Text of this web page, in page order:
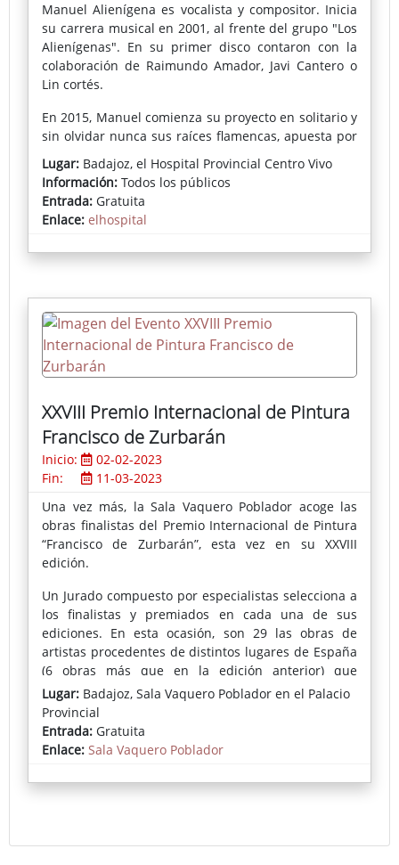
Manuel Alienígena es vocalista y compositor. Inicia
su carrera musical en 2001, al frente del grupo "Los
Alienígenas". En su primer disco contaron con la
colaboración de Raimundo Amador, Javi Cantero o
Lin cortés.
En 2015, Manuel comienza su proyecto en solitario y
sin olvidar nunca sus raíces flamencas, apuesta por
la confluencia y fusión de diferentes estilos
musicales. Un trabajo donde se muestra la
evolución y madurez en música y letras.
Lugar: Badajoz, el Hospital Provincial Centro Vivo
Información: Todos los públicos
Entrada: Gratuita
Enlace: elhospital
XXVIII Premio Internacional de Pintura
Francisco de Zurbarán
Inicio:
02-02-2023
Fin:
11-03-2023
Una vez más, la Sala Vaquero Poblador acoge las
obras finalistas del Premio Internacional de Pintura
“Francisco de Zurbarán”, esta vez en su XXVIII
edición.
Un Jurado compuesto por especialistas selecciona a
los finalistas y premiados en cada una de sus
ediciones. En esta ocasión, son 29 las obras de
artistas procedentes de distintos lugares de España
(6 obras más que en la edición anterior) que
podremos conocer desde hoy y hasta el 11 de
marzo, constatando una vez más la vitalidad de esta
convocatoria.
En esta edición han sido premiados Alejandro Galán
Vázquez (primer premio), Rafael Cervantes (segundo
Lugar: Badajoz, Sala Vaquero Poblador en el Palacio
Provincial
Entrada: Gratuita
Enlace: Sala Vaquero Poblador